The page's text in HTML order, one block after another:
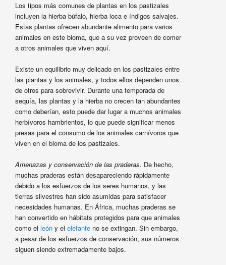
Los tipos más comunes de plantas en los pastizales
incluyen la hierba búfalo, hierba loca e índigos salvajes.
Estas plantas ofrecen abundante alimento para varios
animales en este bioma, que a su vez proveen de comer
a otros animales que viven aquí.
Existe un equilibrio muy delicado en los pastizales entre
las plantas y los animales, y todos ellos dependen unos
de otros para sobrevivir. Durante una temporada de
sequía, las plantas y la hierba no crecen tan abundantes
como deberían, esto puede dar lugar a muchos animales
herbívoros hambrientos, lo que puede significar menos
presas para el consumo de los animales carnívoros que
viven en el bioma de los pastizales.
Amenazas y conservación de las praderas. De hecho,
muchas praderas están desapareciendo rápidamente
debido a los esfuerzos de los seres humanos, y las
tierras silvestres han sido asumidas para satisfacer
necesidades humanas. En África, muchas praderas se
han convertido en hábitats protegidos para que animales
como el leóny el elefanteno se extingan. Sin embargo,
a pesar de los esfuerzos de conservación, sus números
siguen siendo extremadamente bajos.